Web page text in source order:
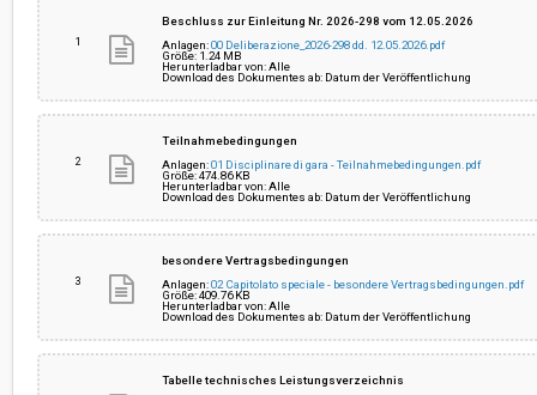
Auswahl des Vertragspartners:
Betrag der Ausschreibung: € 13.894.024,30
Einziger Projektverantwortlicher:
1
Beschluss zur Einleitung Nr. 2026-298 vom 12.05.2026
Anlagen:00 Deliberazione_2026-298 dd. 12.05.2026.pdf
Größe: 1.24 MB
Herunterladbar von: Alle
Download des Dokumentes ab: Datum der Veröffentlichung
2
Teilnahmebedingungen
Anlagen:01 Disciplinare di gara - Teilnahmebedingungen.pdf
Größe: 474.86 KB
Herunterladbar von: Alle
Download des Dokumentes ab: Datum der Veröffentlichung
3
besondere Vertragsbedingungen
Anlagen:02 Capitolato speciale - besondere Vertragsbedingungen.pdf
Größe: 409.76 KB
Herunterladbar von: Alle
Download des Dokumentes ab: Datum der Veröffentlichung
Tabelle technisches Leistungsverzeichnis